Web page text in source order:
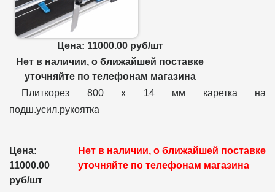
Цена: 11000.00 руб/шт
Нет в наличии, о ближайшей поставке
уточняйте по телефонам магазина
Плиткорез 800 х 14 мм каретка на
подш.усил.рукоятка
Цена:
11000.00
руб/шт
Нет в наличии, о ближайшей поставке
уточняйте по телефонам магазина